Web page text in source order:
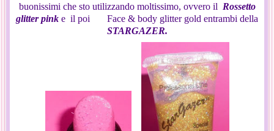
buonissimi che sto utilizzando moltissimo, ovvero il Rossetto
glitter pink e il poi Face & body glitter gold entrambi della
STARGAZER.